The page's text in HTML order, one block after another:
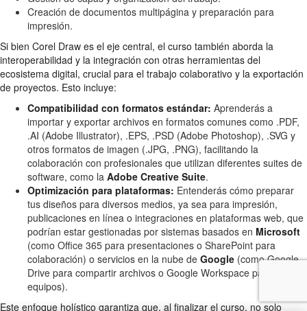
Creación de documentos multipágina y preparación para
impresión.
Si bien Corel Draw es el eje central, el curso también aborda la
interoperabilidad y la integración con otras herramientas del
ecosistema digital, crucial para el trabajo colaborativo y la exportación
de proyectos. Esto incluye:
Compatibilidad con formatos estándar: Aprenderás a
importar y exportar archivos en formatos comunes como .PDF,
.AI (Adobe Illustrator), .EPS, .PSD (Adobe Photoshop), .SVG y
otros formatos de imagen (.JPG, .PNG), facilitando la
colaboración con profesionales que utilizan diferentes suites de
software, como la Adobe Creative Suite.
Optimización para plataformas: Entenderás cómo preparar
tus diseños para diversos medios, ya sea para impresión,
publicaciones en línea o integraciones en plataformas web, que
podrían estar gestionadas por sistemas basados en Microsoft
(como Office 365 para presentaciones o SharePoint para
colaboración) o servicios en la nube de Google (como Google
Drive para compartir archivos o Google Workspace para
equipos).
Este enfoque holístico garantiza que, al finalizar el curso, no solo